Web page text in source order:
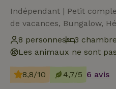
Indépendant | Petit
de vacances, Bungalow,
8 personnes
3
Les animaux ne sont
8,8/10 4,7/5 6 avis